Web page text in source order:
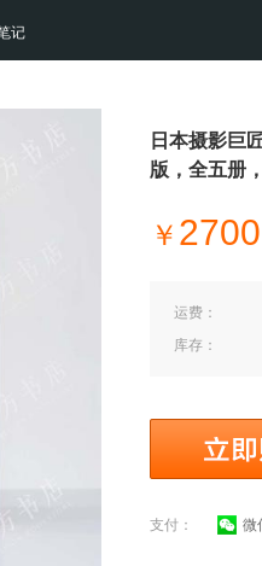
记
日本摄影巨
版，全五册
￥
运费：
库存：
支付： 微